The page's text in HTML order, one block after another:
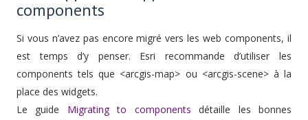
components
Si vous n’avez pas encore migré vers les web components, il
est temps d’y penser. Esri recommande d’utiliser les
components tels que <arcgis-map> ou <arcgis-scene> à la
place des widgets.
Le guide Migrating to components détaille les bonnes